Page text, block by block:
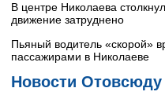
В центре Николаева
движение затруднено
Пьяный водитель «скорой»
пассажирами в Николаеве
Новости Отовсюду